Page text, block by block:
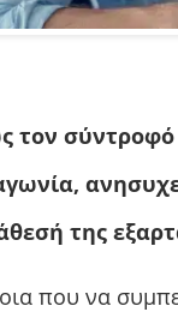
τον σύντροφό
της
που να